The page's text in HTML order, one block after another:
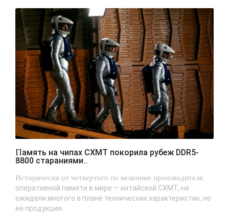
Память на чипах CXMT покорила рубеж DDR5-
8800 стараниями..
Исторически от четвёртого по величине производителя
оперативной памяти в мире — китайской CXMT, не
ожидали многого в плане технических характеристик, но
её продукция...